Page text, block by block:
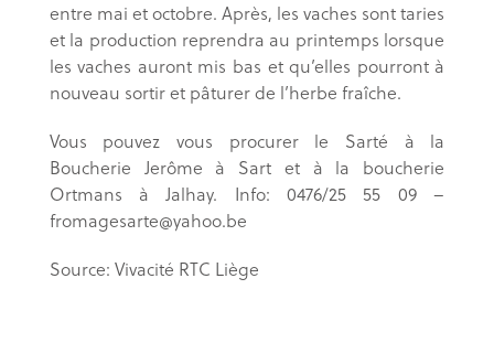
entre mai et octobre. Après, les vaches sont taries
et la production reprendra au printemps lorsque
les vaches auront mis bas et qu’elles pourront à
nouveau sortir et pâturer de l’herbe fraîche.
Vous pouvez vous procurer le Sarté à la
Boucherie Jerôme à Sart et à la boucherie
Ortmans à Jalhay. Info: 0476/25 55 09 –
fromagesarte@yahoo.be
Source: Vivacité RTC Liège